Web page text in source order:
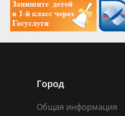
Город
Общая информация